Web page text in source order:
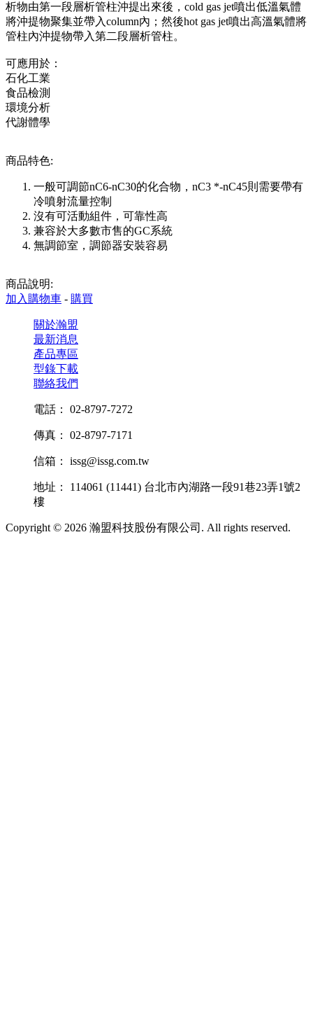
析物由第一段層析管柱沖提出來後，cold gas jet噴出低溫氣體
將沖提物聚集並帶入column內；然後hot gas jet噴出高溫氣體將
管柱內沖提物帶入第二段層析管柱。
可應用於：
石化工業
食品檢測
環境分析
代謝體學
商品特色:
一般可調節nC6-nC30的化合物，nC3 *-nC45則需要帶有
冷噴射流量控制
沒有可活動組件，可靠性高
兼容於大多數市售的GC系統
無調節室，調節器安裝容易
商品說明:
加入購物車 - 購買
關於瀚盟
最新消息
產品專區
型錄下載
聯絡我們
電話： 02-8797-7272
傳真： 02-8797-7171
信箱： issg@issg.com.tw
地址： 114061 (11441) 台北市內湖路一段91巷23弄1號2
樓
Copyright © 2026 瀚盟科技股份有限公司. All rights reserved.